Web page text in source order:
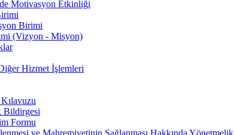
Motivasyon Etkinliği
Birimi
(Vizyon - Misyon)
Hizmet İşlemleri
Bildirgesi
Formu
ve Mahremiyetinin Sağlanması Hakkında Yönetmelik